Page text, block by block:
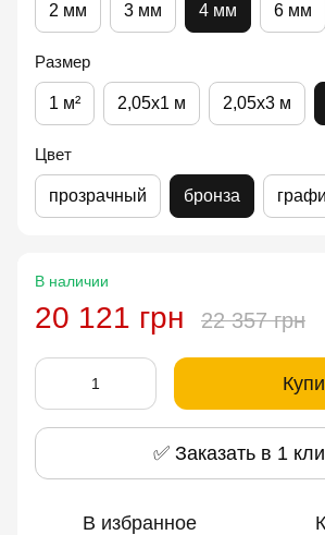
2 мм 3 мм 4 мм 6 мм
Размер
1 м² 2,05x1 м 2,05x3 м
Цвет
прозрачный бронза
В наличии
20 121 грн 22 357 грн
✅ Заказать в 1
В избранное